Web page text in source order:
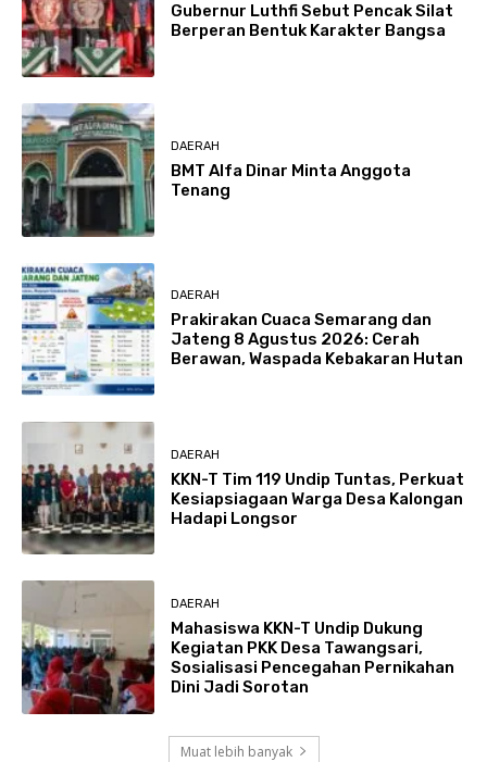
Gubernur Luthfi Sebut Pencak Silat
Berperan Bentuk Karakter Bangsa
DAERAH
BMT Alfa Dinar Minta Anggota
Tenang
DAERAH
Prakirakan Cuaca Semarang dan
Jateng 8 Agustus 2026: Cerah
Berawan, Waspada Kebakaran Hutan
DAERAH
KKN-T Tim 119 Undip Tuntas, Perkuat
Kesiapsiagaan Warga Desa Kalongan
Hadapi Longsor
DAERAH
Mahasiswa KKN-T Undip Dukung
Kegiatan PKK Desa Tawangsari,
Sosialisasi Pencegahan Pernikahan
Dini Jadi Sorotan
Muat lebih banyak